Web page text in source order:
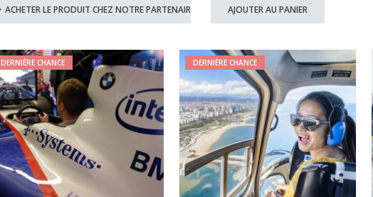
initial
était :
actuel
est :
ACHETER LE PRODUIT CHEZ NOTRE PARTENAIRE
initial
était :
actuel
est :
AJOUTER AU PANIER
DERNIÈRE CHANCE DERNIÈRE CHANCE